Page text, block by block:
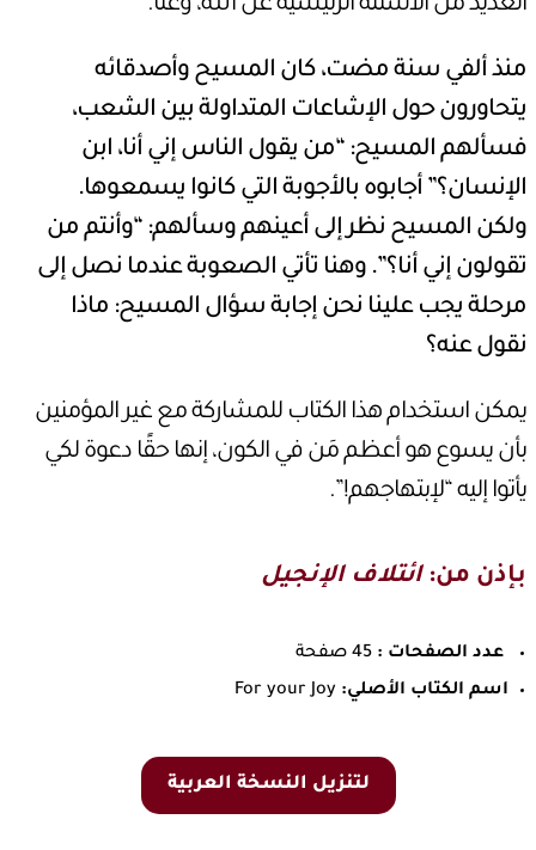
العديد من الأسئلة الرئيسيّة عن الله، وعنّا.
منذ ألفي سنة مضت، كان المسيح وأصدقائه
يتحاورون حول الإشاعات المتداولة بين الشعب،
فسألهم المسيح: “من يقول الناس إني أنا، ابن
الإنسان؟” أجابوه بالأجوبة التي كانوا يسمعوها.
ولكن المسيح نظر إلى أعينهم وسألهم: “وأنتم من
تقولون إني أنا؟”. وهنا تأتي الصعوبة عندما نصل إلى
مرحلة يجب علينا نحن إجابة سؤال المسيح: ماذا
نقول عنه؟
يمكن استخدام هذا الكتاب للمشاركة مع غير المؤمنين
بأن يسوع هو أعظم مَن في الكون، إنها حقًا دعوة لكي
يأتوا إليه “لإبتهاجهم!”.
بإذن من:ائتلاف الإنجيل
عدد الصفحات : 45 صفحة
اسم الكتاب الأصلي: For your Joy
لتنزيل النسخة العربية